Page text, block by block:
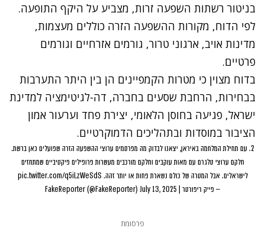
בניטור רשתות השפעה זרות, מצביע על היקף התופעה.
לפי הדוח, מקורות ההשפעה הזרה כוללים מעצמות,
מדינות אויב, ארגוני טרור, גורמים אזרחיים וגורמים
פרטיים.
בדוח מצוין כי מטרות הקמפיינים הן בין היתר התערבות
בבחירות, הרחבת שסעים בחברה, דה-לגיטימציה למדינת
ישראל, פגיעה בחוסן הלאומי, יצירת פחד וערעור אמון
הציבור במוסדות ובתהליכים הדמוקרטיים.
2. עם תחילת המלחמה באיראן, יצאנו לבדוק מה מפרסמים ערוצי ההשפעה הזרה שפועלים כאן ברשת.
חלקם ערוצי טלגרם עם מאות עוקבים וחלקם מורכבים מעשרות פרופילים פיקטיביים שמתחזים
לישראלים. אבל המטרה של כולם נשארת פחות או יותר זהה. pic.twitter.com/q5iLzWeSdS
— פייק ריפורטר | FakeReporter (@FakeReporter) July 13, 2025
פרסומת